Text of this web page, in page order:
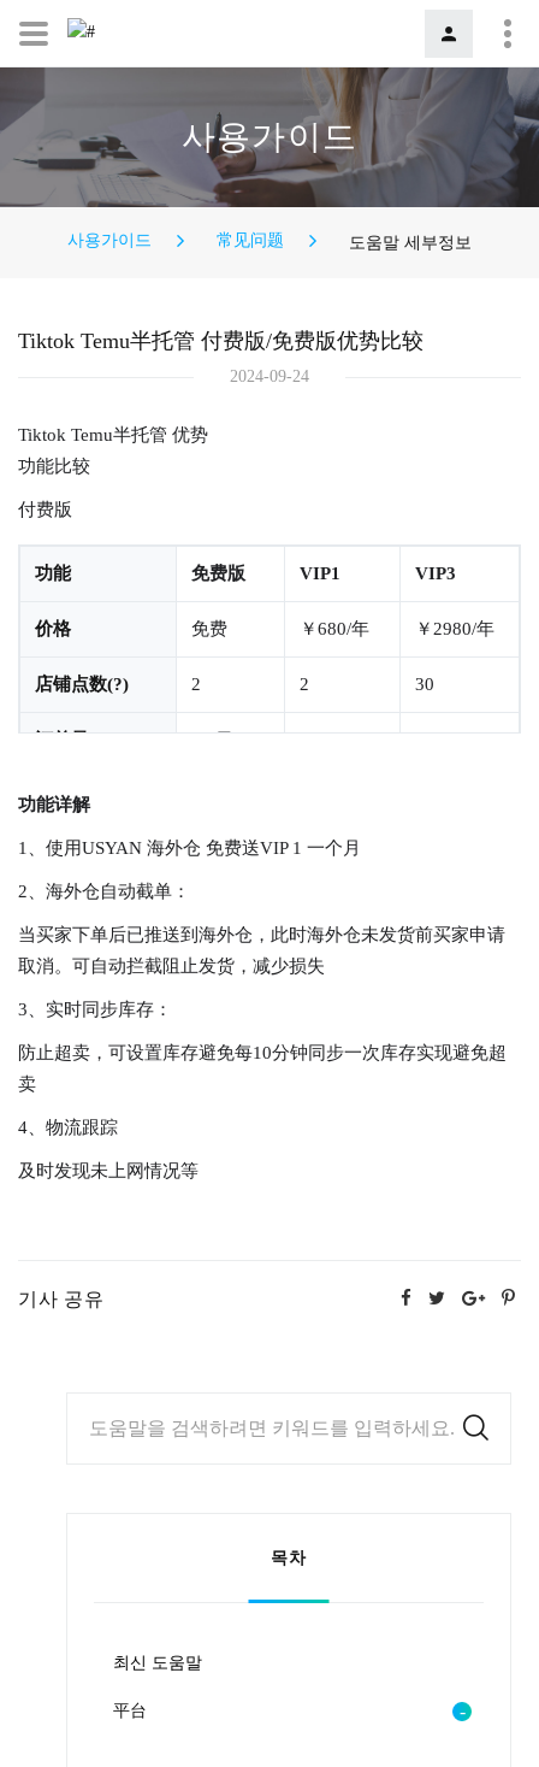
사용가이드
사용가이드 常见问题 도움말 세부정보
Tiktok Temu半托管 付费版/免费版优势比较
2024-09-24
Tiktok Temu半托管 优势
功能比较
付费版
功能 免费版 VIP1 VIP3
价格 免费 ￥680/年 ￥2980/年
店铺点数(?) 2 2 30
订单量 10/日 100 1000
发品量
全自动推单 不支持 支持
自动海外仓截单
物流跟踪 不支持 50单
实时同步库存
功能详解
1、使用USYAN 海外仓 免费送VIP 1 一个月
2、海外仓自动截单：
当买家下单后已推送到海外仓，此时海外仓未发货前买家申请
取消。可自动拦截阻止发货，减少损失
3、实时同步库存：
防止超卖，可设置库存避免每10分钟同步一次库存实现避免超
卖
4、物流跟踪
及时发现未上网情况等
기사 공유
도움말을 검색하려면 키워드를 입력하세요.
목차
최신 도움말
平台